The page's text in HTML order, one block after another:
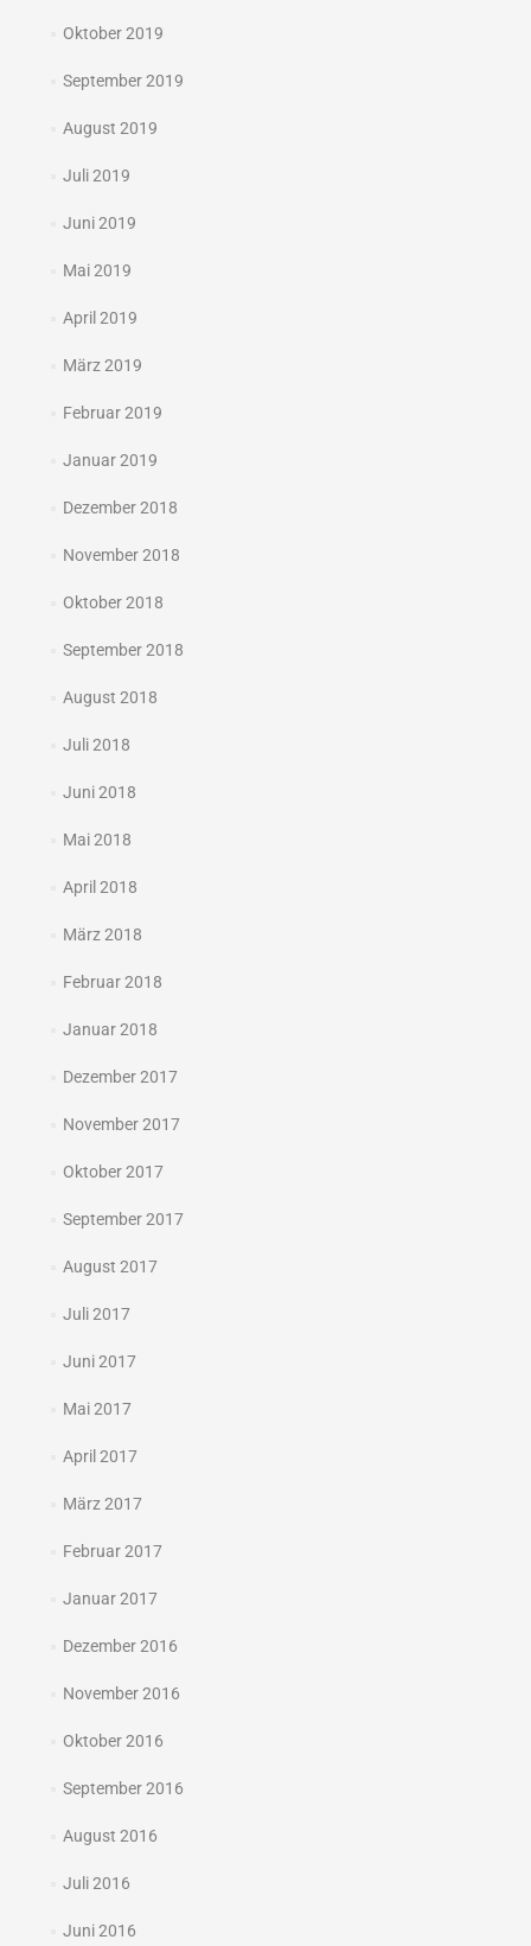
Oktober 2019
September 2019
August 2019
Juli 2019
Juni 2019
Mai 2019
April 2019
März 2019
Februar 2019
Januar 2019
Dezember 2018
November 2018
Oktober 2018
September 2018
August 2018
Juli 2018
Juni 2018
Mai 2018
April 2018
März 2018
Februar 2018
Januar 2018
Dezember 2017
November 2017
Oktober 2017
September 2017
August 2017
Juli 2017
Juni 2017
Mai 2017
April 2017
März 2017
Februar 2017
Januar 2017
Dezember 2016
November 2016
Oktober 2016
September 2016
August 2016
Juli 2016
Juni 2016